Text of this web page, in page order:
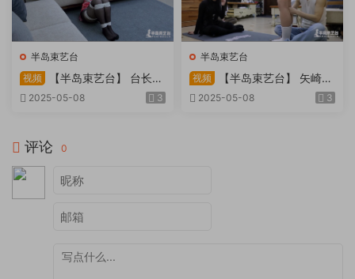
半岛束艺台
视频
【半岛束艺台】 台长不
在的时候
2025-05-08 3
半岛束艺台
视频
【半岛束艺台】 矢崎
泽爱 世界上运气最差的女孩
2025-05-08 3
评论 0